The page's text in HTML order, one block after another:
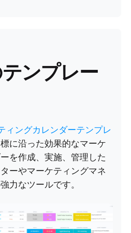
テンプレー
ィングカレンダーテンプレ
に沿った効果的なマーケ
を作成、実施、管理した
ーやマーケティングマネ
力なツールです。